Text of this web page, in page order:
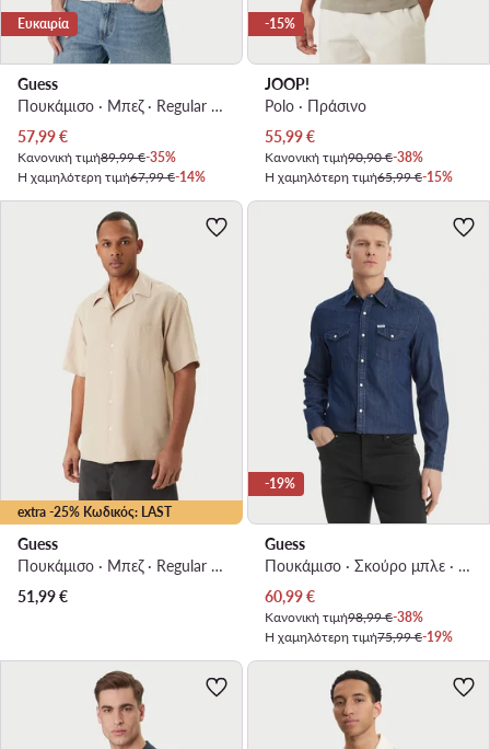
Ευκαιρία
Guess
Πουκάμισο · Μπεζ · Regular Fit
Τρέχουσα τιμή
57,99€
Κανονική τιμή89,99 €-35%
Η χαμηλότερη τιμή67,99 €-14%
-15%
JOOP!
Polo · Πράσινο
Τρέχουσα τιμή
55,99€
Κανονική τιμή90,90 €-38%
Η χαμηλότερη τιμή65,99 €-15%
extra -25% Κωδικός: LAST
Guess
Πουκάμισο · Μπεζ · Regular Fit
51,99€
-19%
Guess
Πουκάμισο · Σκούρο μπλε · Regular Fit
Τρέχουσα τιμή
60,99€
Κανονική τιμή98,99 €-38%
Η χαμηλότερη τιμή75,99 €-19%